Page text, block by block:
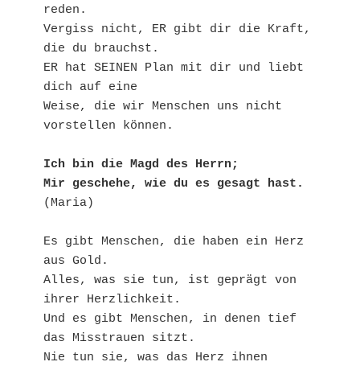
reden.
Vergiss nicht, ER gibt dir die Kraft,
die du brauchst.
ER hat SEINEN Plan mit dir und liebt
dich auf eine
Weise, die wir Menschen uns nicht
vorstellen können.
Ich bin die Magd des Herrn;
Mir geschehe, wie du es gesagt hast.
(Maria)
Es gibt Menschen, die haben ein Herz
aus Gold.
Alles, was sie tun, ist geprägt von
ihrer Herzlichkeit.
Und es gibt Menschen, in denen tief
das Misstrauen sitzt.
Nie tun sie, was das Herz ihnen